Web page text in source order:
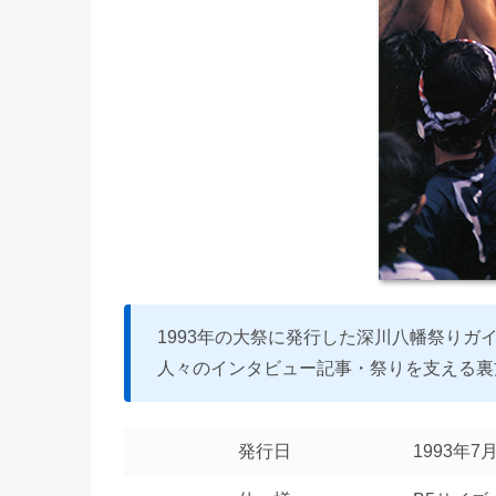
1993年の大祭に発行した深川八幡祭りガ
人々のインタビュー記事・祭りを支える
発行日 1993年7